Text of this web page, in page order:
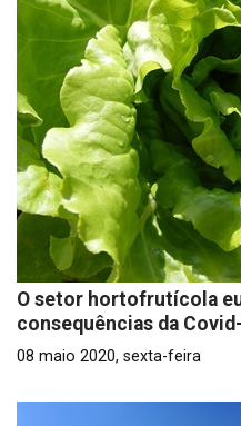
O setor hortofrutícola
consequências da
08 maio 2020, sexta-feira